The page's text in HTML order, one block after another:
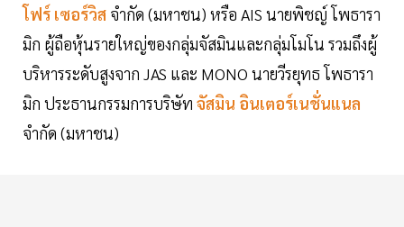
โฟร์ เซอร์วิส จำกัด (มหาชน) หรือ AIS นายพิชญ์ โพธารา
มิก ผู้ถือหุ้นรายใหญ่ของกลุ่มจัสมินและกลุ่มโมโน รวมถึงผู้
บริหารระดับสูงจาก JAS และ MONO นายวีรยุทธ โพธารา
มิก ประธานกรรมการบริษัท จัสมิน อินเตอร์เนชั่นแนล
จำกัด (มหาชน)